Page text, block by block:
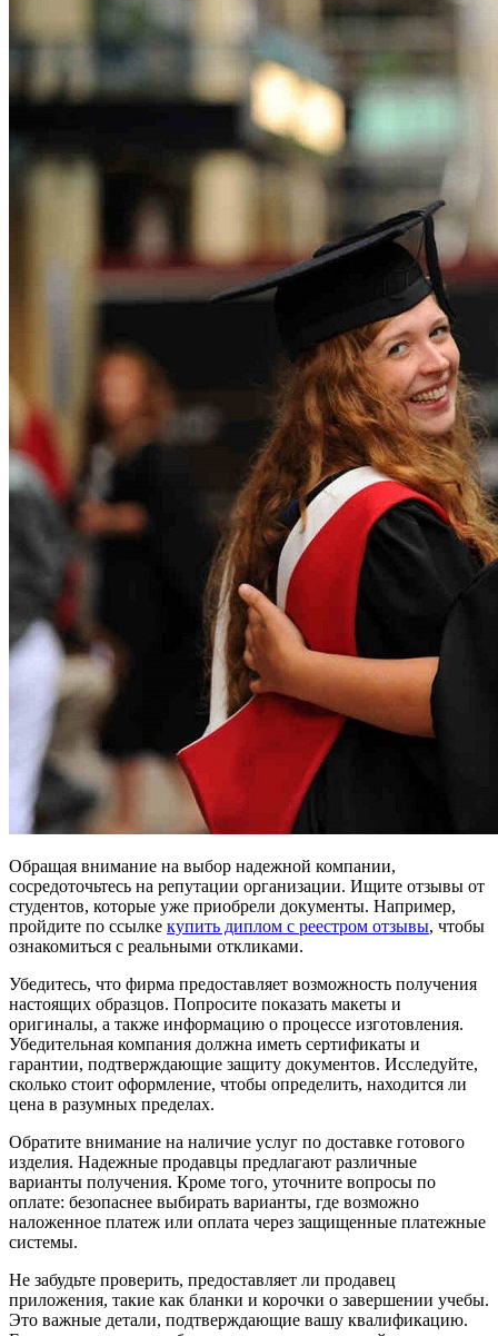
Обращая внимание на выбор надежной компании,
сосредоточьтесь на репутации организации. Ищите отзывы от
студентов, которые уже приобрели документы. Например,
пройдите по ссылке купить диплом с реестром отзывы, чтобы
ознакомиться с реальными откликами.
Убедитесь, что фирма предоставляет возможность получения
настоящих образцов. Попросите показать макеты и
оригиналы, а также информацию о процессе изготовления.
Убедительная компания должна иметь сертификаты и
гарантии, подтверждающие защиту документов. Исследуйте,
сколько стоит оформление, чтобы определить, находится ли
цена в разумных пределах.
Обратите внимание на наличие услуг по доставке готового
изделия. Надежные продавцы предлагают различные
варианты получения. Кроме того, уточните вопросы по
оплате: безопаснее выбирать варианты, где возможно
наложенное платеж или оплата через защищенные платежные
системы.
Не забудьте проверить, предоставляет ли продавец
приложения, такие как бланки и корочки о завершении учебы.
Это важные детали, подтверждающие вашу квалификацию.